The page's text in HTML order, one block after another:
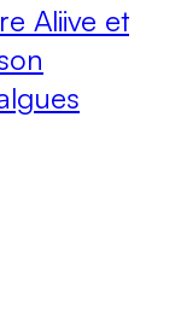
Aliive et